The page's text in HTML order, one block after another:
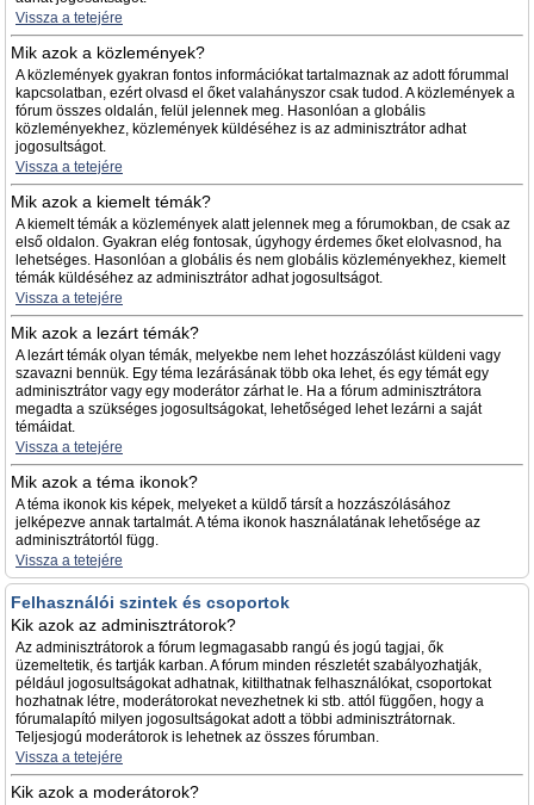
Vissza a tetejére
Mik azok a közlemények?
A közlemények gyakran fontos információkat tartalmaznak az adott fórummal
kapcsolatban, ezért olvasd el őket valahányszor csak tudod. A közlemények a
fórum összes oldalán, felül jelennek meg. Hasonlóan a globális
közleményekhez, közlemények küldéséhez is az adminisztrátor adhat
jogosultságot.
Vissza a tetejére
Mik azok a kiemelt témák?
A kiemelt témák a közlemények alatt jelennek meg a fórumokban, de csak az
első oldalon. Gyakran elég fontosak, úgyhogy érdemes őket elolvasnod, ha
lehetséges. Hasonlóan a globális és nem globális közleményekhez, kiemelt
témák küldéséhez az adminisztrátor adhat jogosultságot.
Vissza a tetejére
Mik azok a lezárt témák?
A lezárt témák olyan témák, melyekbe nem lehet hozzászólást küldeni vagy
szavazni bennük. Egy téma lezárásának több oka lehet, és egy témát egy
adminisztrátor vagy egy moderátor zárhat le. Ha a fórum adminisztrátora
megadta a szükséges jogosultságokat, lehetőséged lehet lezárni a saját
témáidat.
Vissza a tetejére
Mik azok a téma ikonok?
A téma ikonok kis képek, melyeket a küldő társít a hozzászólásához
jelképezve annak tartalmát. A téma ikonok használatának lehetősége az
adminisztrátortól függ.
Vissza a tetejére
Felhasználói szintek és csoportok
Kik azok az adminisztrátorok?
Az adminisztrátorok a fórum legmagasabb rangú és jogú tagjai, ők
üzemeltetik, és tartják karban. A fórum minden részletét szabályozhatják,
például jogosultságokat adhatnak, kitilthatnak felhasználókat, csoportokat
hozhatnak létre, moderátorokat nevezhetnek ki stb. attól függően, hogy a
fórumalapító milyen jogosultságokat adott a többi adminisztrátornak.
Teljesjogú moderátorok is lehetnek az összes fórumban.
Vissza a tetejére
Kik azok a moderátorok?